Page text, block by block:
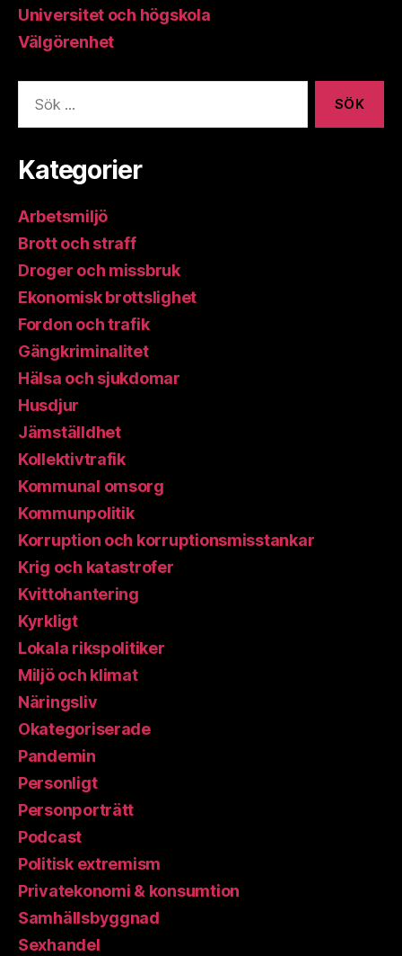
Universitet och högskola
Välgörenhet
efter:
Kategorier
Arbetsmiljö
Brott och straff
Droger och missbruk
Ekonomisk brottslighet
Fordon och trafik
Gängkriminalitet
Hälsa och sjukdomar
Husdjur
Jämställdhet
Kollektivtrafik
Kommunal omsorg
Kommunpolitik
Korruption och korruptionsmisstankar
Krig och katastrofer
Kvittohantering
Kyrkligt
Lokala rikspolitiker
Miljö och klimat
Näringsliv
Okategoriserade
Pandemin
Personligt
Personporträtt
Podcast
Politisk extremism
Privatekonomi & konsumtion
Samhällsbyggnad
Sexhandel